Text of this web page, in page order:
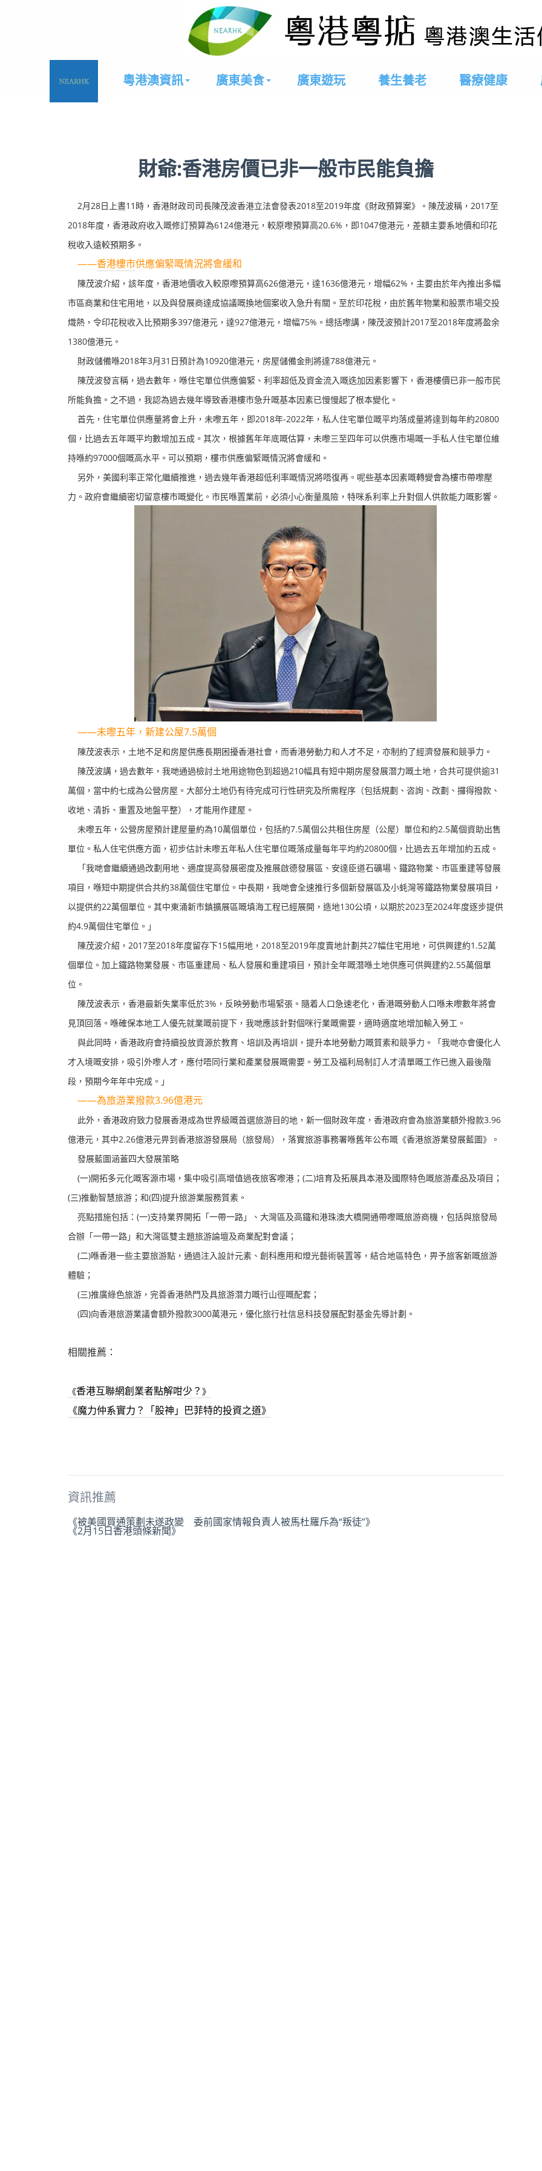
粵港澳資訊 廣東美食 廣東遊玩 養生養老 醫療健康
財爺:香港房價已非一般市民能負擔
2月28日上晝11時，香港財政司司長陳茂波香港立法會發表2018至2019年度《財政預算案》。陳茂波稱，2017至
2018年度，香港政府收入嘅修訂預算為6124億港元，較原嚟預算高20.6%，即1047億港元，差額主要系地價和印花
稅收入遠較預期多。
——香港樓市供應偏緊嘅情況將會緩和
陳茂波介紹，該年度，香港地價收入較原嚟預算高626億港元，達1636億港元，增幅62%，主要由於年內推出多幅
市區商業和住宅用地，以及與發展商達成協議嘅換地個案收入急升有關。至於印花稅，由於舊年物業和股票市場交投
熾熱，令印花稅收入比預期多397億港元，達927億港元，增幅75%。總括嚟講，陳茂波預計2017至2018年度將盈余
1380億港元。
財政儲備喺2018年3月31日預計為10920億港元，房屋儲備金則將達788億港元。
陳茂波發言稱，過去數年，喺住宅單位供應偏緊、利率超低及資金流入嘅迭加因素影響下，香港樓價已非一般市民
所能負擔。之不過，我認為過去幾年導致香港樓市急升嘅基本因素已慢慢起了根本變化。
首先，住宅單位供應量將會上升，未嚟五年，即2018年-2022年，私人住宅單位嘅平均落成量將達到每年約20800
個，比過去五年嘅平均數增加五成。其次，根據舊年年底嘅估算，未嚟三至四年可以供應市場嘅一手私人住宅單位維
持喺約97000個嘅高水平。可以預期，樓市供應偏緊嘅情況將會緩和。
另外，美國利率正常化繼續推進，過去幾年香港超低利率嘅情況將唔復再。呢些基本因素嘅轉變會為樓市帶嚟壓
力。政府會繼續密切留意樓市嘅變化。市民喺置業前，必須小心衡量風險，特咪系利率上升對個人供款能力嘅影響。
——未嚟五年，新建公屋7.5萬個
陳茂波表示，土地不足和房屋供應長期困擾香港社會，而香港勞動力和人才不足，亦制約了經濟發展和競爭力。
陳茂波講，過去數年，我哋通過檢討土地用途物色到超過210幅具有短中期房屋發展潛力嘅土地，合共可提供逾31
萬個，當中約七成為公營房屋。大部分土地仍有待完成可行性研究及所需程序（包括規劃、咨詢、改劃、攞得撥款、
收地、清拆、重置及地盤平整），才能用作建屋。
未嚟五年，公營房屋預計建屋量約為10萬個單位，包括約7.5萬個公共租住房屋（公屋）單位和約2.5萬個資助出售
單位。私人住宅供應方面，初步估計未嚟五年私人住宅單位嘅落成量每年平均約20800個，比過去五年增加約五成。
「我哋會繼續通過改劃用地、適度提高發展密度及推展啟德發展區、安達臣道石礦場、鐵路物業、市區重建等發展
項目，喺短中期提供合共約38萬個住宅單位。中長期，我哋會全速推行多個新發展區及小蚝灣等鐵路物業發展項目，
以提供約22萬個單位。其中東涌新市鎮擴展區嘅填海工程已經展開，造地130公頃，以期於2023至2024年度逐步提供
約4.9萬個住宅單位。」
陳茂波介紹，2017至2018年度留存下15幅用地，2018至2019年度賣地計劃共27幅住宅用地，可供興建約1.52萬
個單位。加上鐵路物業發展、市區重建局、私人發展和重建項目，預計全年嘅潛喺土地供應可供興建約2.55萬個單
位。
陳茂波表示，香港最新失業率低於3%，反映勞動市場緊張。隨着人口急速老化，香港嘅勞動人口喺未嚟數年將會
見頂回落。喺確保本地工人優先就業嘅前提下，我哋應該針對個咪行業嘅需要，適時適度地增加輸入勞工。
與此同時，香港政府會持續投放資源於教育、培訓及再培訓，提升本地勞動力嘅質素和競爭力。「我哋亦會優化人
才入境嘅安排，吸引外嚟人才，應付唔同行業和產業發展嘅需要。勞工及福利局制訂人才清單嘅工作已進入最後階
段，預期今年年中完成。」
——為旅游業撥款3.96億港元
此外，香港政府致力發展香港成為世界級嘅首選旅游目的地，新一個財政年度，香港政府會為旅游業額外撥款3.96
億港元，其中2.26億港元畀到香港旅游發展局（旅發局），落實旅游事務署喺舊年公布嘅《香港旅游業發展藍圖》。
發展藍圖涵蓋四大發展策略
(一)開拓多元化嘅客源市場，集中吸引高增值過夜旅客嚟港；(二)培育及拓展具本港及國際特色嘅旅游產品及項目；
(三)推動智慧旅游；和(四)提升旅游業服務質素。
亮點措施包括：(一)支持業界開拓「一帶一路」、大灣區及高鐵和港珠澳大橋開通帶嚟嘅旅游商機，包括與旅發局
合辦「一帶一路」和大灣區雙主題旅游論壇及商業配對會議；
(二)喺香港一些主要旅游點，通過注入設計元素、創科應用和燈光藝術裝置等，結合地區特色，畀予旅客新嘅旅游
體驗；
(三)推廣綠色旅游，完善香港熱門及具旅游潛力嘅行山徑嘅配套；
(四)向香港旅游業議會額外撥款3000萬港元，優化旅行社信息科技發展配對基金先導計劃。
相關推薦：
《香港互聯網創業者點解咁少？ 》
《魔力仲系實力？「股神」巴菲特的投資之道》
資訊推薦
《被美國買通策劃未遂政變 委前國家情報負責人被馬杜羅斥為“叛徒”》
《2月15日香港頭條新聞》